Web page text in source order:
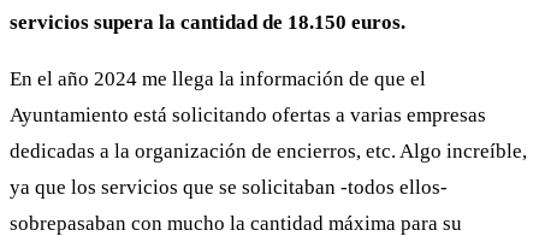
servicios supera la cantidad de 18.150 euros.
En el año 2024 me llega la información de que el
Ayuntamiento está solicitando ofertas a varias empresas
dedicadas a la organización de encierros, etc. Algo increíble,
ya que los servicios que se solicitaban -todos ellos-
sobrepasaban con mucho la cantidad máxima para su